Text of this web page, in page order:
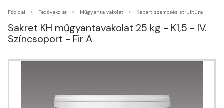
Főoldal Fedővakolat Műgyanta vakolat Kapart szemcsés struktúra
Sakret KH műgyantavakolat 25 kg - K1,5 - IV.
Színcsoport - Fir A